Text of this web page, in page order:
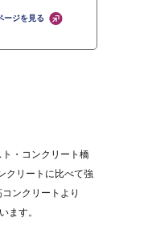
ージを見る
・コンクリート橋
クリートに比べて強
ンクリートより
ます。